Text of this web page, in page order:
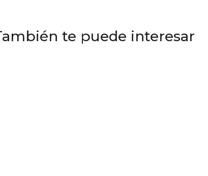
te puede interesar